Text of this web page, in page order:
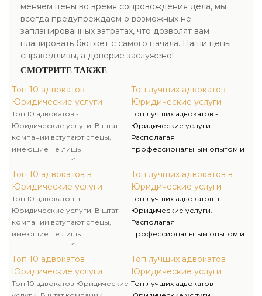
меняем цены во время сопровождения дела, мы
всегда предупреждаем о возможных не
запланированных затратах, что дозволят вам
планировать бютжет с самого начала. Наши цены
справедливы, а доверие заслужено!
СМОТРИТЕ ТАКЖЕ
Топ 10 адвокатов -
Юридические услуги
Топ 10 адвокатов -
Юридические услуги. В штат
компании вступают спецы,
имеющие не лишь
юридическое образование,
однако и опыт работы в
государственных органах, что
помогает нам решать
поставленные задачи очень
компетентно и комплексно.
Топ 10 адвокатов в
Юридические услуги
Топ 10 адвокатов в
Юридические услуги. В штат
компании вступают спецы,
имеющие не лишь
юридическое образование,
однако и опыт работы в
государственных органах, что
помогает нам решать
поставленные задачи очень
Топ 10 адвокатов
Юридические услуги
Топ 10 адвокатов Юридические
Топ лучших адвокатов -
Юридические услуги
Топ лучших адвокатов -
Юридические услуги.
Располагая
профессиональным опытом и
качественную юридическую
помощь и предлагаем услуги
адвоката и адвоката для
решения личных и бизнес-
вопросов.
Топ лучших адвокатов в
Юридические услуги
Топ лучших адвокатов в
Юридические услуги.
Располагая
профессиональным опытом и
качественную юридическую
помощь и предлагаем услуги
адвоката и адвоката для
решения личных и бизнес-
Топ лучших адвокатов
Юридические услуги
Топ лучших адвокатов